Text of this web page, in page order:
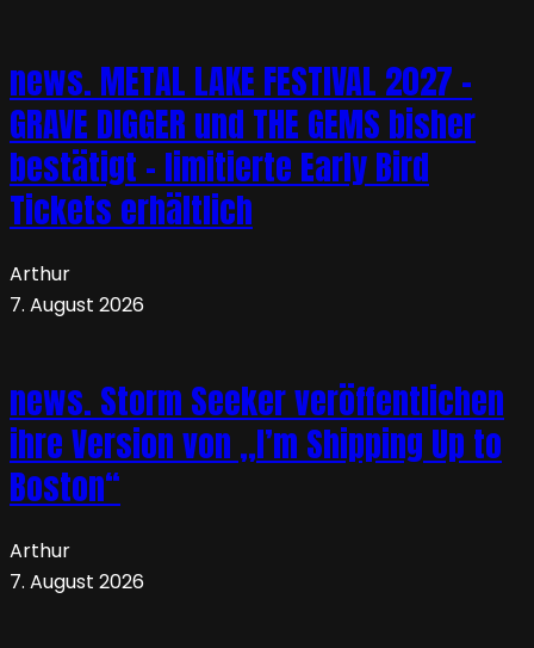
news. METAL LAKE FESTIVAL 2027 –
GRAVE DIGGER und THE GEMS bisher
bestätigt – limitierte Early Bird
Tickets erhältlich
Arthur
7. August 2026
news. Storm Seeker veröffentlichen
ihre Version von „I’m Shipping Up to
Boston“
Arthur
7. August 2026